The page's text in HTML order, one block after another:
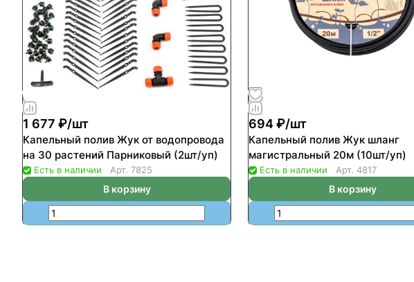
1 677 ₽/шт
Капельный полив Жук от водопровода
на 30 растений Парниковый (2шт/уп)
Есть в наличии Арт. 7825
В корзину
694 ₽/шт
Капельный полив Жук шланг
магистральный 20м (10шт/уп)
Есть в наличии Арт. 4817
В корзину